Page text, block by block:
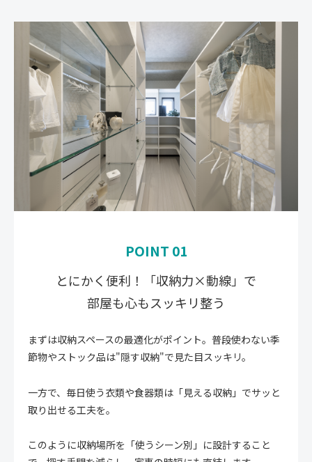
POINT 01
とにかく便利！「収納力×動線」で
部屋も心もスッキリ整う
まずは収納スペースの最適化がポイント。普段使わない季
節物やストック品は"隠す収納"で見た目スッキリ。
一方で、毎日使う衣類や食器類は「見える収納」でサッと
取り出せる工夫を。
このように収納場所を「使うシーン別」に設計すること